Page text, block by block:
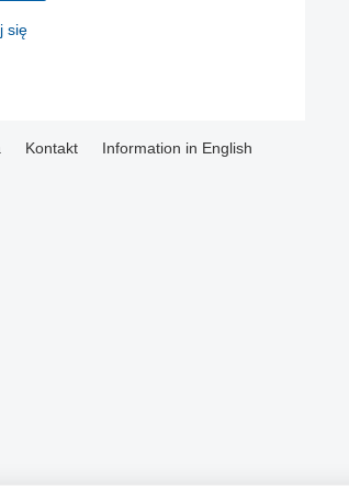
się
Kontakt Information in English